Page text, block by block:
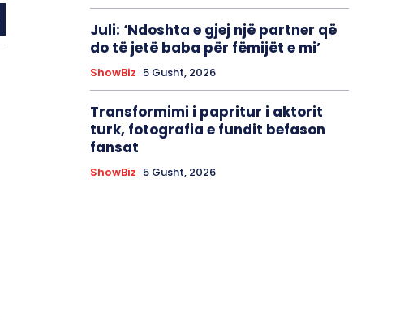
Juli: ‘Ndoshta e gjej një partner që
do të jetë baba për fëmijët e mi’
ShowBiz 5 Gusht, 2026
Transformimi i papritur i aktorit
turk, fotografia e fundit befason
fansat
ShowBiz 5 Gusht, 2026